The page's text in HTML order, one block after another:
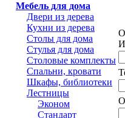
Мебель для дома
Двери из дерева
Кухни из дерева
Столы для дома
Стулья для дома
Столовые комплекты
Спальни, кровати
Шкафы, библиотеки
Лестницы
Эконом
Стандарт